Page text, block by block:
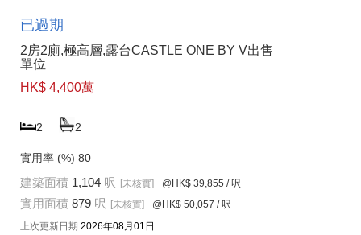
已過期
2房2廁,極高層,露台CASTLE ONE BY V出售
單位
HK$ 4,400萬
2 2
實用率 (%) 80
建築面積 1,104 呎 [未核實] @HK$ 39,855 / 呎
實用面積 879 呎 [未核實] @HK$ 50,057 / 呎
上次更新日期 2026年08月01日